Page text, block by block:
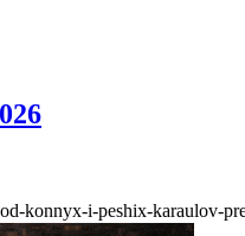
konnyx-i-peshix-karaulov-